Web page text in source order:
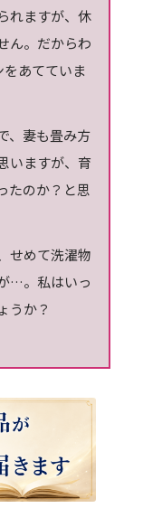
れますが、休
ん。だからわ
あてていま
、妻も畳み方
いますが、育
たのか？と思
せめて洗濯物
…。私はいっ
うか？